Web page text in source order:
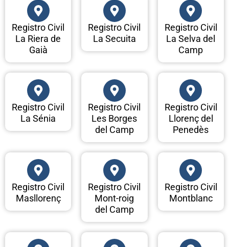
Registro Civil
La Riera de
Gaià
Registro Civil
La Secuita
Registro Civil
La Selva del
Camp
Registro Civil
La Sénia
Registro Civil
Les Borges
del Camp
Registro Civil
Llorenç del
Penedès
Registro Civil
Masllorenç
Registro Civil
Mont-roig
del Camp
Registro Civil
Montblanc